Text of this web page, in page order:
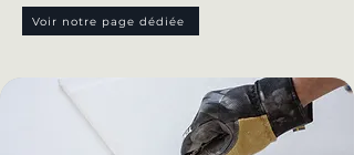
Voir notre page dédiée